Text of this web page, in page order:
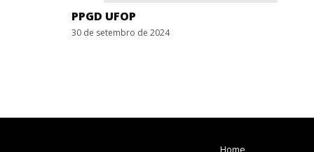
PPGD UFOP
30 de setembro de 2024
Home